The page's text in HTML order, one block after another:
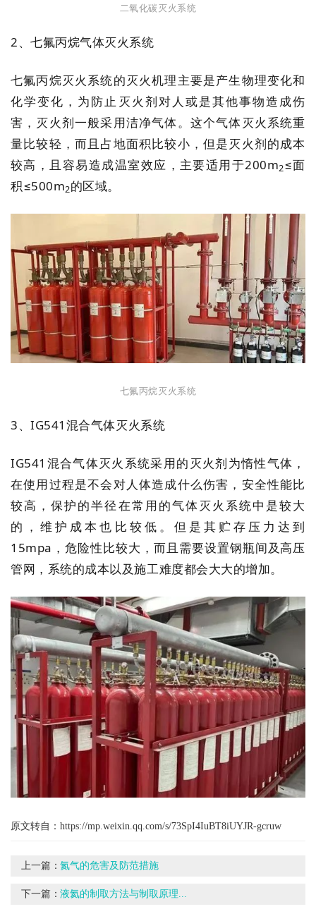
二氧化碳灭火系统
2、七氟丙烷气体灭火系统
七氟丙烷灭火系统的灭火机理主要是产生物理变化和
化学变化，为防止灭火剂对人或是其他事物造成伤
害，灭火剂一般采用洁净气体。这个气体灭火系统重
量比较轻，而且占地面积比较小，但是灭火剂的成本
较高，且容易造成温室效应，主要适用于200m2≤面
积≤500m2的区域。
七氟丙烷灭火系统
3、IG541混合气体灭火系统
IG541混合气体灭火系统采用的灭火剂为惰性气体，
在使用过程是不会对人体造成什么伤害，安全性能比
较高，保护的半径在常用的气体灭火系统中是较大
的，维护成本也比较低。但是其贮存压力达到
15mpa，危险性比较大，而且需要设置钢瓶间及高压
管网，系统的成本以及施工难度都会大大的增加。
原文转自： https://mp.weixin.qq.com/s/73SpI4IuBT8iUYJR-gcruw
上一篇：氮气的危害及防范措施
下一篇：液氦的制取方法与制取原理...